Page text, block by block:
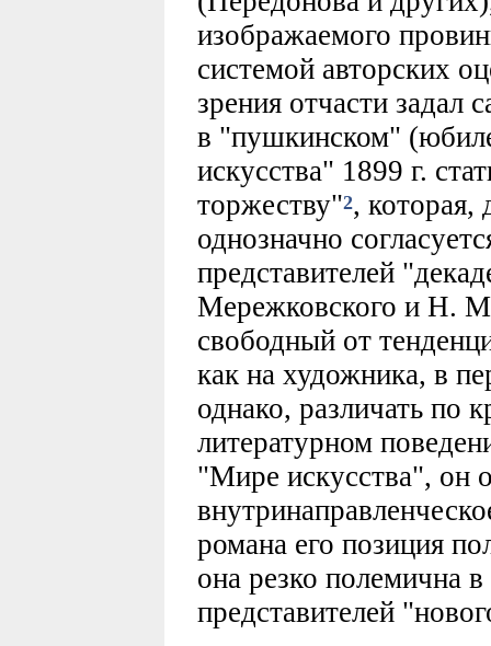
изображаемого
системой авторских
зрения отчасти задал
в "пушкинском"
искусства" 1899 г.
торжеству"2, которая,
однозначно
представителей
Мережковского и Н.
свободный от
как на художника, в
однако, различать по
литературном
"Мире искусства", он
романа его позиция
она резко полемична
представителей